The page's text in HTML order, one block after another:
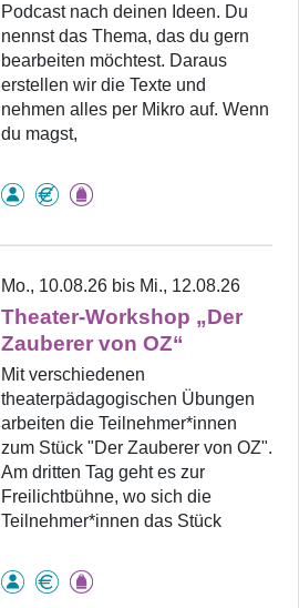
Podcast nach deinen Ideen. Du
nennst das Thema, das du gern
bearbeiten möchtest. Daraus
erstellen wir die Texte und
nehmen alles per Mikro auf. Wenn
du magst,
Mo., 10.08.26 bis Mi., 12.08.26
Theater-Workshop „Der
Zauberer von OZ“
Mit verschiedenen
theaterpädagogischen Übungen
arbeiten die Teilnehmer*innen
zum Stück "Der Zauberer von OZ".
Am dritten Tag geht es zur
Freilichtbühne, wo sich die
Teilnehmer*innen das Stück